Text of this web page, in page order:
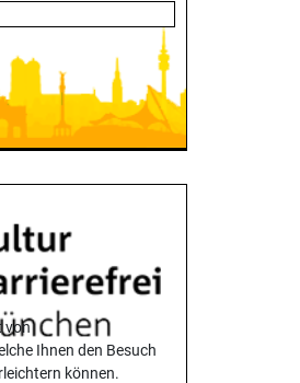
von
Ihnen den Besuch
können.